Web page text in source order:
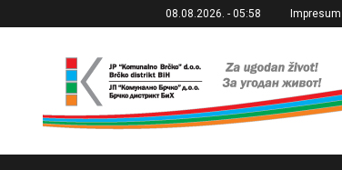
08.08.2026. - 05:58 Impresum